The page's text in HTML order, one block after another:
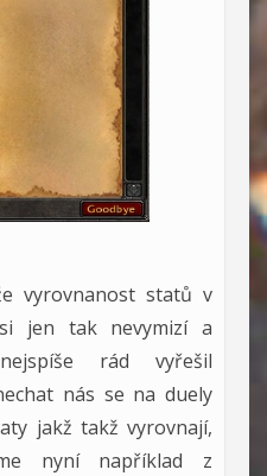
vyrovnanost statů v
jen tak nevymizí a
rád vyřešil
nás se na duely
jakž takž vyrovnají,
nyní například z